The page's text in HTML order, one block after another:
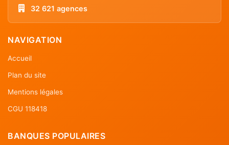
32 621 agences
NAVIGATION
Accueil
Plan du site
Mentions légales
CGU 118418
BANQUES POPULAIRES